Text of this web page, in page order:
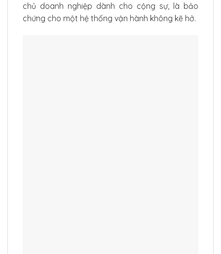
chủ doanh nghiệp dành cho cộng sự, là bảo
chứng cho một hệ thống vận hành không kẽ hở.